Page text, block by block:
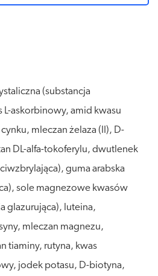
(substancja
L-askorbinowy, amid kwasu
mleczan żelaza (II), D-
DL-alfa-tokoferylu, dwutlenek
guma arabska
sole magnezowe kwasów
glazurująca), luteina,
mleczan magnezu,
tiaminy, rutyna, kwas
jodek potasu, D-biotyna,